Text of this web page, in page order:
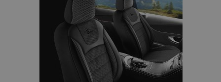
с
желани
продукти